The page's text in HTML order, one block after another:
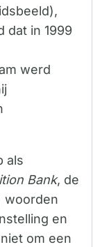
dat in 1999
werd
als
Bank, de
woorden
en
om een